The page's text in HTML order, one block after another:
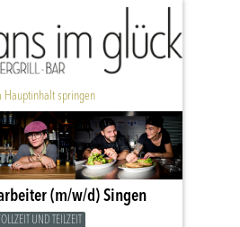
Hauptinhalt springen
(m/w/d) Singen
UND TEILZEIT